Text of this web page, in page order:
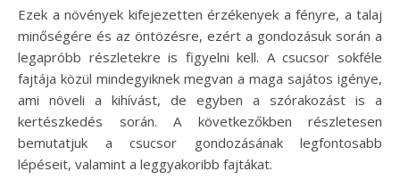
Ezek a növények kifejezetten érzékenyek a fényre, a talaj
minőségére és az öntözésre, ezért a gondozásuk során a
legapróbb részletekre is figyelni kell. A csucsor sokféle
fajtája közül mindegyiknek megvan a maga sajátos igénye,
ami növeli a kihívást, de egyben a szórakozást is a
kertészkedés során. A következőkben részletesen
bemutatjuk a csucsor gondozásának legfontosabb
lépéseit, valamint a leggyakoribb fajtákat.